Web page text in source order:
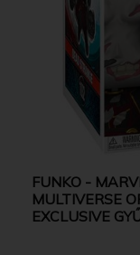
FUNKO -
MULTIVERSE
EXCLUSIVE